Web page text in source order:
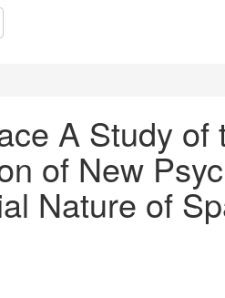
A Study of
of New
Nature of